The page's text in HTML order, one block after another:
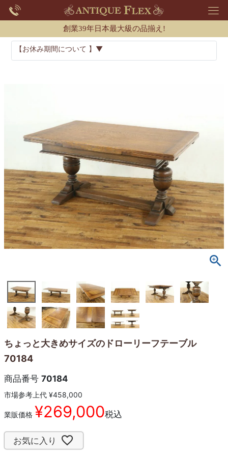
創業39年日本最大級の品揃え!
【お休み期間について 】▼
ちょっと大きめサイズのドローリーフテーブル
70184
商品番号 70184
市場参考上代 ¥458,000
業販価格 ¥269,000税込
お気に入り